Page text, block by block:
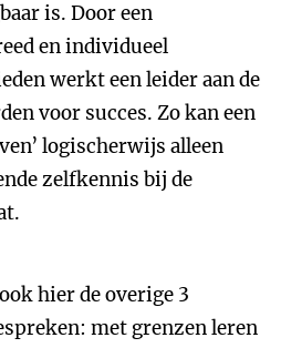
is. Door een
en individueel
werkt een leider aan de
voor succes. Zo kan een
logischerwijs alleen
zelfkennis bij de
hier de overige 3
met grenzen leren